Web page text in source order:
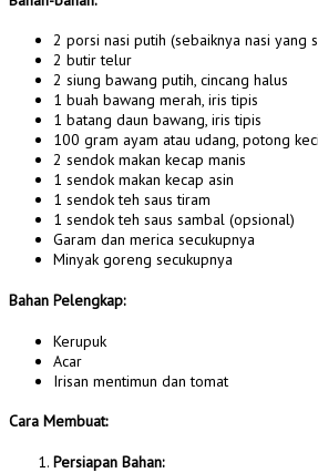
2 porsi nasi putih (sebaiknya nasi yang
2 butir telur
2 siung bawang putih, cincang halus
1 buah bawang merah, iris tipis
1 batang daun bawang, iris tipis
100 gram ayam atau udang, potong
2 sendok makan kecap manis
1 sendok makan kecap asin
1 sendok teh saus tiram
1 sendok teh saus sambal (opsional)
Garam dan merica secukupnya
Minyak goreng secukupnya
Bahan Pelengkap:
Kerupuk
Acar
Irisan mentimun dan tomat
Cara Membuat:
Persiapan Bahan: